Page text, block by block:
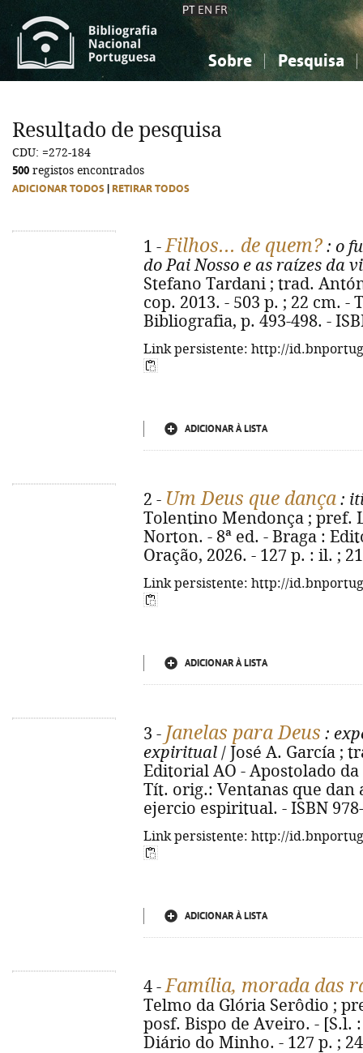
PT EN FR
Sobre Pesquisa
Ciências sociais...
Ciências sociais...
Resultado de pesquisa
CDU: =272-184
500 registos encontrados
ADICIONAR TODOS RETIRAR TODOS
1 -Filhos... de quem? : o
do Pai Nosso e as raízes da
Stefano Tardani ; trad.
cop. 2013. - 503 p. ; 22 cm.
Bibliografia, p. 493-498. -
Link persistente: http://
ADICIONAR À LISTA
2 - Um Deus que dança :
Tolentino Mendonça ; pref.
Norton. - 8ª ed. - Braga :
Oração, 2026. - 127 p. : il. ;
Link persistente: http://
ADICIONAR À LISTA
3 - Janelas para Deus :
expiritual / José A. García ;
Editorial AO - Apostolado da
Tít. orig.: Ventanas que
ejercio espiritual. - ISBN
Link persistente: http://
ADICIONAR À LISTA
4 -Família, morada das
Telmo da Glória Serôdio ;
posf. Bispo de Aveiro. - [S.l.
Diário do Minho. - 127 p. ;